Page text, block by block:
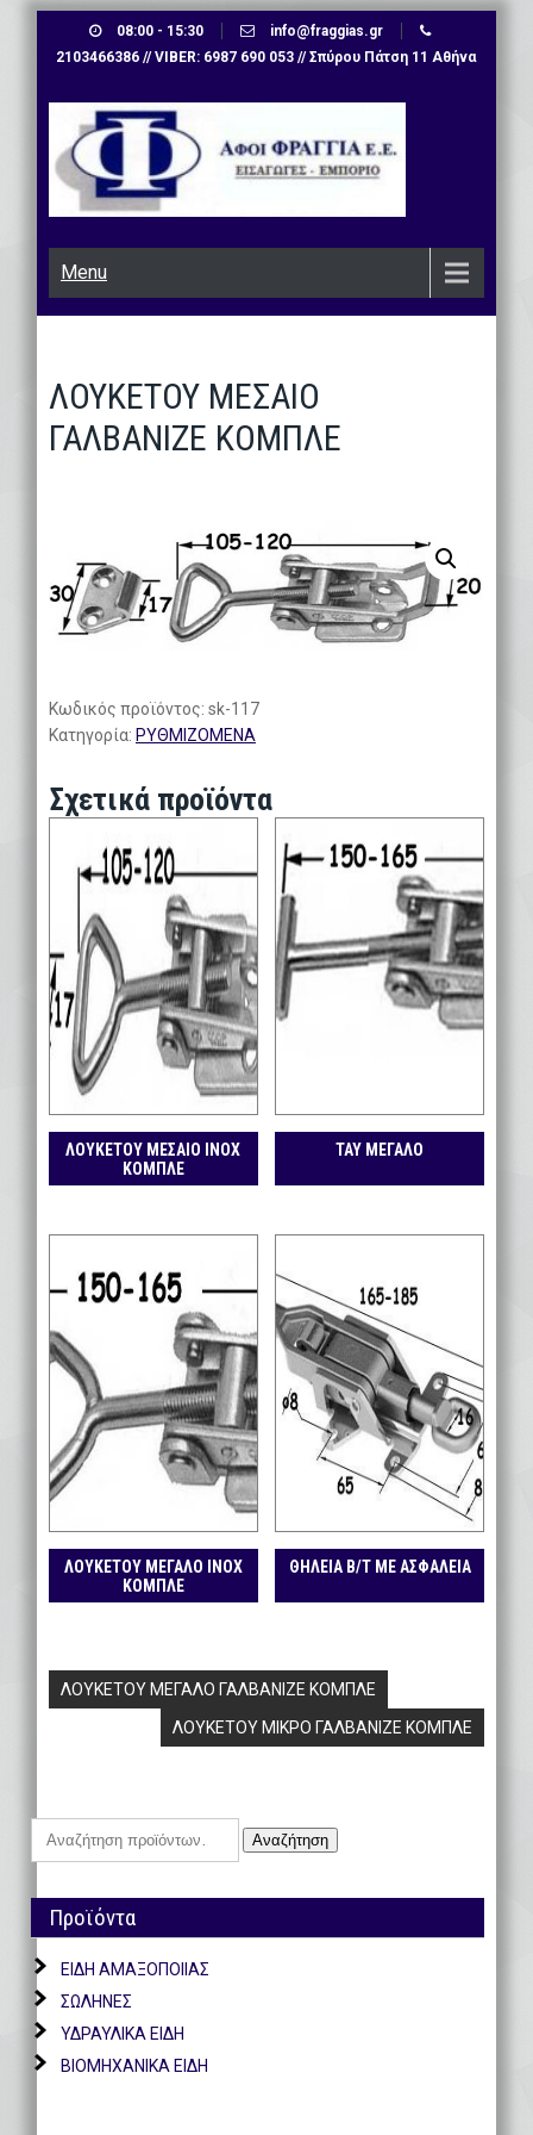
08:00 - 15:30
info@fraggias.gr
2103466386 // VIBER: 6987 690 053 // Σπύρου Πάτση 11 Αθήνα
Menu
ΛΟΥΚΕΤΟΥ ΜΕΣΑΙΟ
ΓΑΛΒΑΝΙΖΕ ΚΟΜΠΛΕ
Κωδικός προϊόντος: sk-117
Κατηγορία: ΡΥΘΜΙΖΟΜΕΝΑ
Σχετικά προϊόντα
ΛΟΥΚΕΤΟΥ ΜΕΣΑΙΟ ΙΝΟΧ
ΚΟΜΠΛΕ
ΤΑΥ ΜΕΓΑΛΟ
ΛΟΥΚΕΤΟΥ ΜΕΓΑΛΟ ΙΝΟΧ
ΚΟΜΠΛΕ
ΘΗΛΕΙΑ Β/Τ ΜΕ ΑΣΦΑΛΕΙΑ
Πλοήγηση
ΛΟΥΚΕΤΟΥ ΜΕΓΑΛΟ ΓΑΛΒΑΝΙΖΕ ΚΟΜΠΛΕ
ΛΟΥΚΕΤΟΥ ΜΙΚΡΟ ΓΑΛΒΑΝΙΖΕ ΚΟΜΠΛΕ
Αναζήτηση
για:
Αναζήτηση
Προϊόντα
ΕΙΔΗ ΑΜΑΞΟΠΟΙΙΑΣ
ΣΩΛΗΝΕΣ
ΥΔΡΑΥΛΙΚΑ ΕΙΔΗ
ΒΙΟΜΗΧΑΝΙΚΑ ΕΙΔΗ